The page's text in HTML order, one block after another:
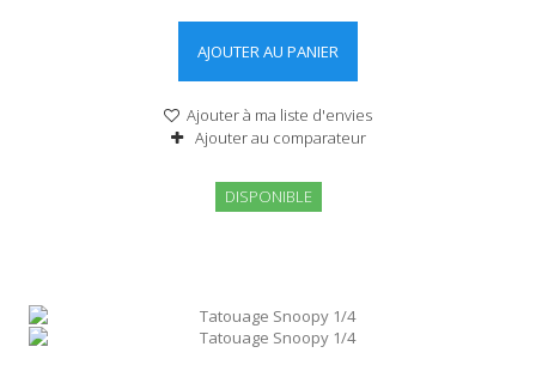
AJOUTER AU PANIER
Ajouter à ma liste d'envies
Ajouter au comparateur
DISPONIBLE